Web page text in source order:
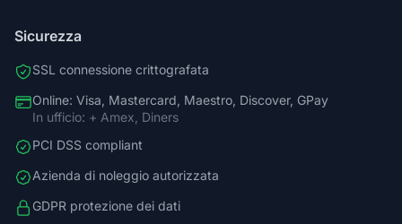
Sicurezza
SSL connessione crittografata
Online: Visa, Mastercard, Maestro, Discover, GPay
In ufficio: + Amex, Diners
PCI DSS compliant
Azienda di noleggio autorizzata
GDPR protezione dei dati